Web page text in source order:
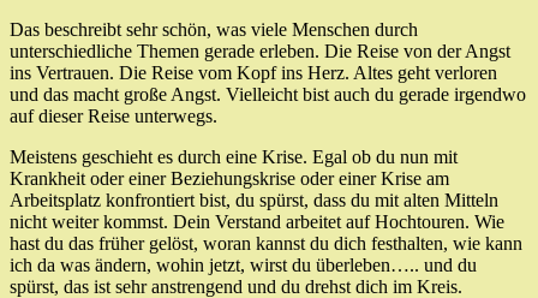
Das beschreibt sehr schön, was viele Menschen durch
unterschiedliche Themen gerade erleben. Die Reise von der Angst
ins Vertrauen. Die Reise vom Kopf ins Herz. Altes geht verloren
und das macht große Angst. Vielleicht bist auch du gerade irgendwo
auf dieser Reise unterwegs.
Meistens geschieht es durch eine Krise. Egal ob du nun mit
Krankheit oder einer Beziehungskrise oder einer Krise am
Arbeitsplatz konfrontiert bist, du spürst, dass du mit alten Mitteln
nicht weiter kommst. Dein Verstand arbeitet auf Hochtouren. Wie
hast du das früher gelöst, woran kannst du dich festhalten, wie kann
ich da was ändern, wohin jetzt, wirst du überleben….. und du
spürst, das ist sehr anstrengend und du drehst dich im Kreis.